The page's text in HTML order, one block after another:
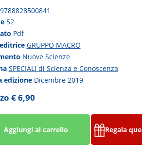
9788828500841
52
Pdf
GRUPPO MACRO
Nuove Scienze
SPECIALI di Scienza e Conoscenza
edizione Dicembre 2019
€ 6,90
Aggiungi al carrello Regala